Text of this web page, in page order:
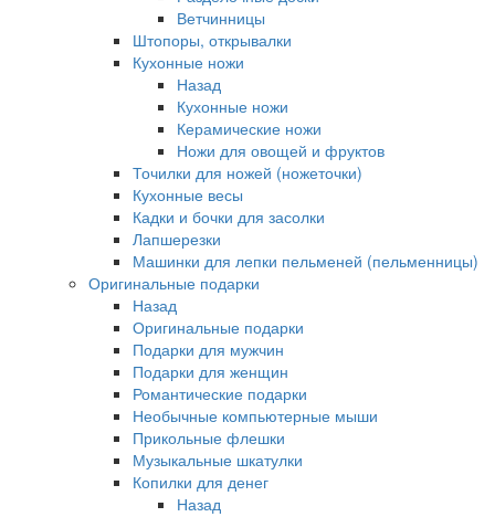
Ветчинницы
Штопоры, открывалки
Кухонные ножи
Назад
Кухонные ножи
Керамические ножи
Ножи для овощей и фруктов
Точилки для ножей (ножеточки)
Кухонные весы
Кадки и бочки для засолки
Лапшерезки
Машинки для лепки пельменей (пельменницы)
Оригинальные подарки
Назад
Оригинальные подарки
Подарки для мужчин
Подарки для женщин
Романтические подарки
Необычные компьютерные мыши
Прикольные флешки
Музыкальные шкатулки
Копилки для денег
Назад